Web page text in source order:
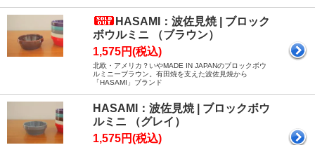
HASAMI：波佐見焼 | ブロック
ボウルミニ （ブラウン）
1,575円(税込)
北欧・アメリカ？いやMADE IN JAPANのブロックボウ
ルミニーブラウン。有田焼を支えた波佐見焼から
「HASAMI」ブランド
HASAMI：波佐見焼 | ブロックボウ
ルミニ （グレイ）
1,575円(税込)